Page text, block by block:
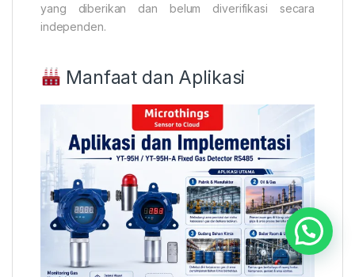
yang diberikan dan belum diverifikasi secara
independen.
Manfaat dan Aplikasi